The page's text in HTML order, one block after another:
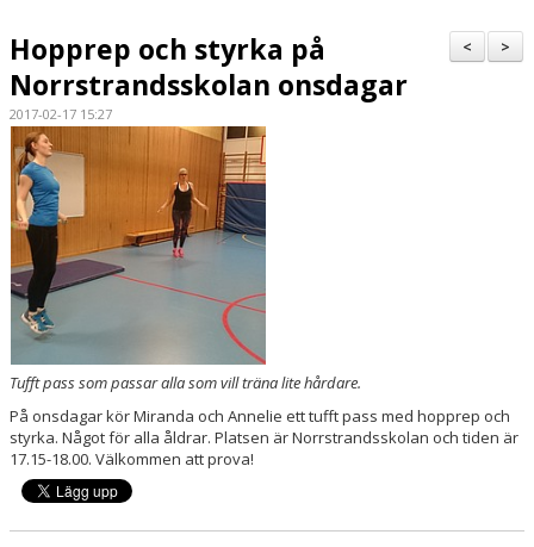
NYHETER
KALENDER
STÖDMEDLEM
KONTAKT
PRISER & TERMINSTIDER
BLI LEDARE
FÖRENINGSKOLLEKTION
HYRA KGF-LOKALEN
SPONSORER
FRITIDSKORTET
>
<
Hopprep och styrka på
Norrstrandsskolan onsdagar
2017-02-17 15:27
Tufft pass som passar alla som vill träna lite hårdare.
På onsdagar kör Miranda och Annelie ett tufft pass med hopprep och
styrka. Något för alla åldrar. Platsen är Norrstrandsskolan och tiden är
17.15-18.00. Välkommen att prova!